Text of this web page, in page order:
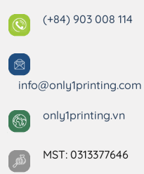
(+84) 903 008 114
info@only1printing.com
only1printing.vn
MST: 0313377646